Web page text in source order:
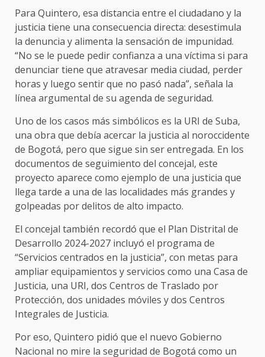
Para Quintero, esa distancia entre el ciudadano y la
justicia tiene una consecuencia directa: desestimula
la denuncia y alimenta la sensación de impunidad.
“No se le puede pedir confianza a una víctima si para
denunciar tiene que atravesar media ciudad, perder
horas y luego sentir que no pasó nada”, señala la
línea argumental de su agenda de seguridad.
Uno de los casos más simbólicos es la URI de Suba,
una obra que debía acercar la justicia al noroccidente
de Bogotá, pero que sigue sin ser entregada. En los
documentos de seguimiento del concejal, este
proyecto aparece como ejemplo de una justicia que
llega tarde a una de las localidades más grandes y
golpeadas por delitos de alto impacto.
El concejal también recordó que el Plan Distrital de
Desarrollo 2024-2027 incluyó el programa de
“Servicios centrados en la justicia”, con metas para
ampliar equipamientos y servicios como una Casa de
Justicia, una URI, dos Centros de Traslado por
Protección, dos unidades móviles y dos Centros
Integrales de Justicia.
Por eso, Quintero pidió que el nuevo Gobierno
Nacional no mire la seguridad de Bogotá como un